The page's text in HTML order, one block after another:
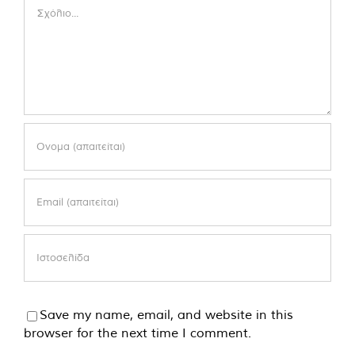
Save my name, email, and website in this
browser for the next time I comment.